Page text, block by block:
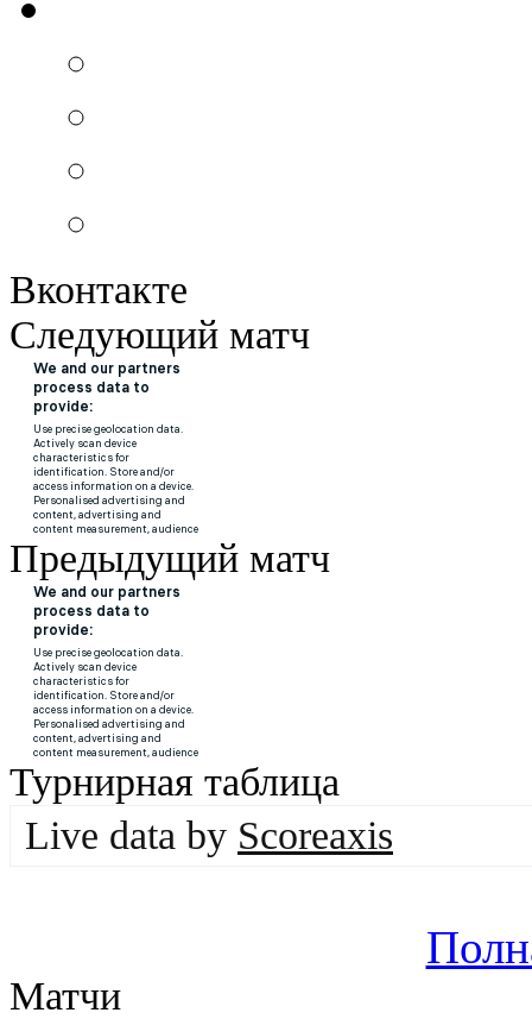
Вконтакте
Следующий матч
Предыдущий матч
Турнирная таблица
Live data by Scoreaxis
Матчи